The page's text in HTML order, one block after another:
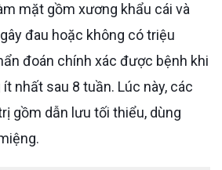
mặt gồm xương khẩu cái và
đau hoặc không có triệu
đoán chính xác được bệnh khi
nhất sau 8 tuần. Lúc này, các
gồm dẫn lưu tối thiểu, dùng